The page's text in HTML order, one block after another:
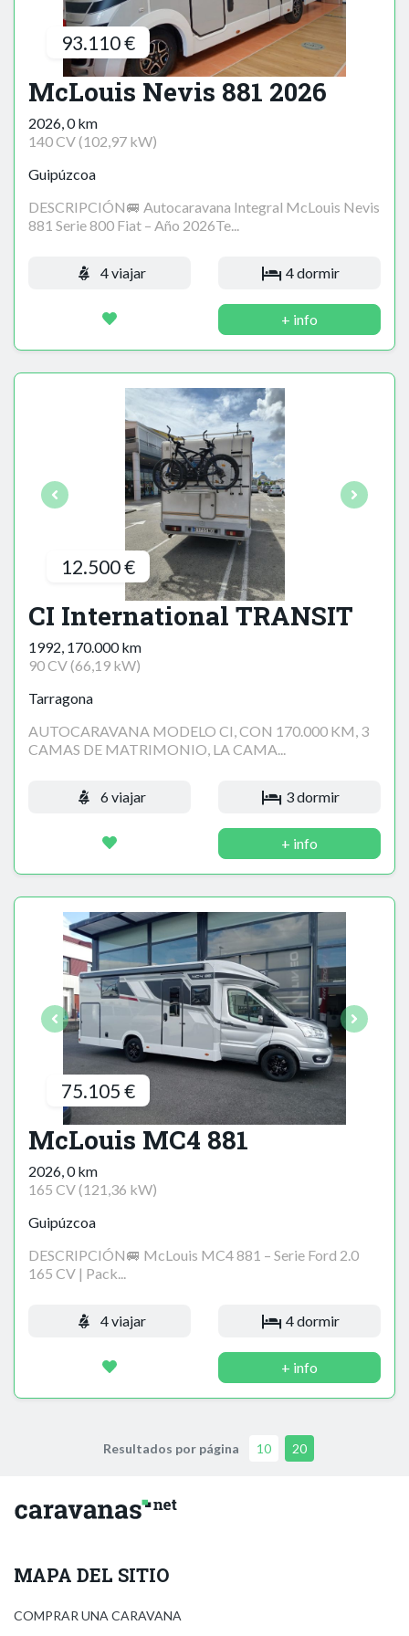
93.110 €
McLouis Nevis 881 2026
2026, 0 km
140 CV (102,97 kW)
Guipúzcoa
DESCRIPCIÓN🚐 Autocaravana Integral McLouis Nevis
881 Serie 800 Fiat – Año 2026Te...
4 viajar 4 dormir
+ info
12.500 €
CI International TRANSIT
1992, 170.000 km
90 CV (66,19 kW)
Tarragona
AUTOCARAVANA MODELO CI, CON 170.000 KM, 3
CAMAS DE MATRIMONIO, LA CAMA...
6 viajar 3 dormir
+ info
75.105 €
McLouis MC4 881
2026, 0 km
165 CV (121,36 kW)
Guipúzcoa
DESCRIPCIÓN🚐 McLouis MC4 881 – Serie Ford 2.0
165 CV | Pack...
4 viajar 4 dormir
+ info
Resultados por página 10 20
MAPA DEL SITIO
COMPRAR UNA CARAVANA